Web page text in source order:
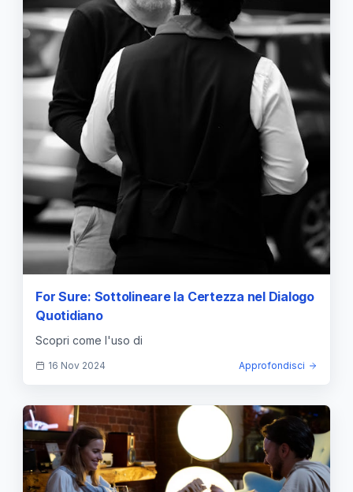
For Sure: Sottolineare la Certezza nel Dialogo
Quotidiano
Scopri come l'uso di
16 Nov 2024 Approfondisci